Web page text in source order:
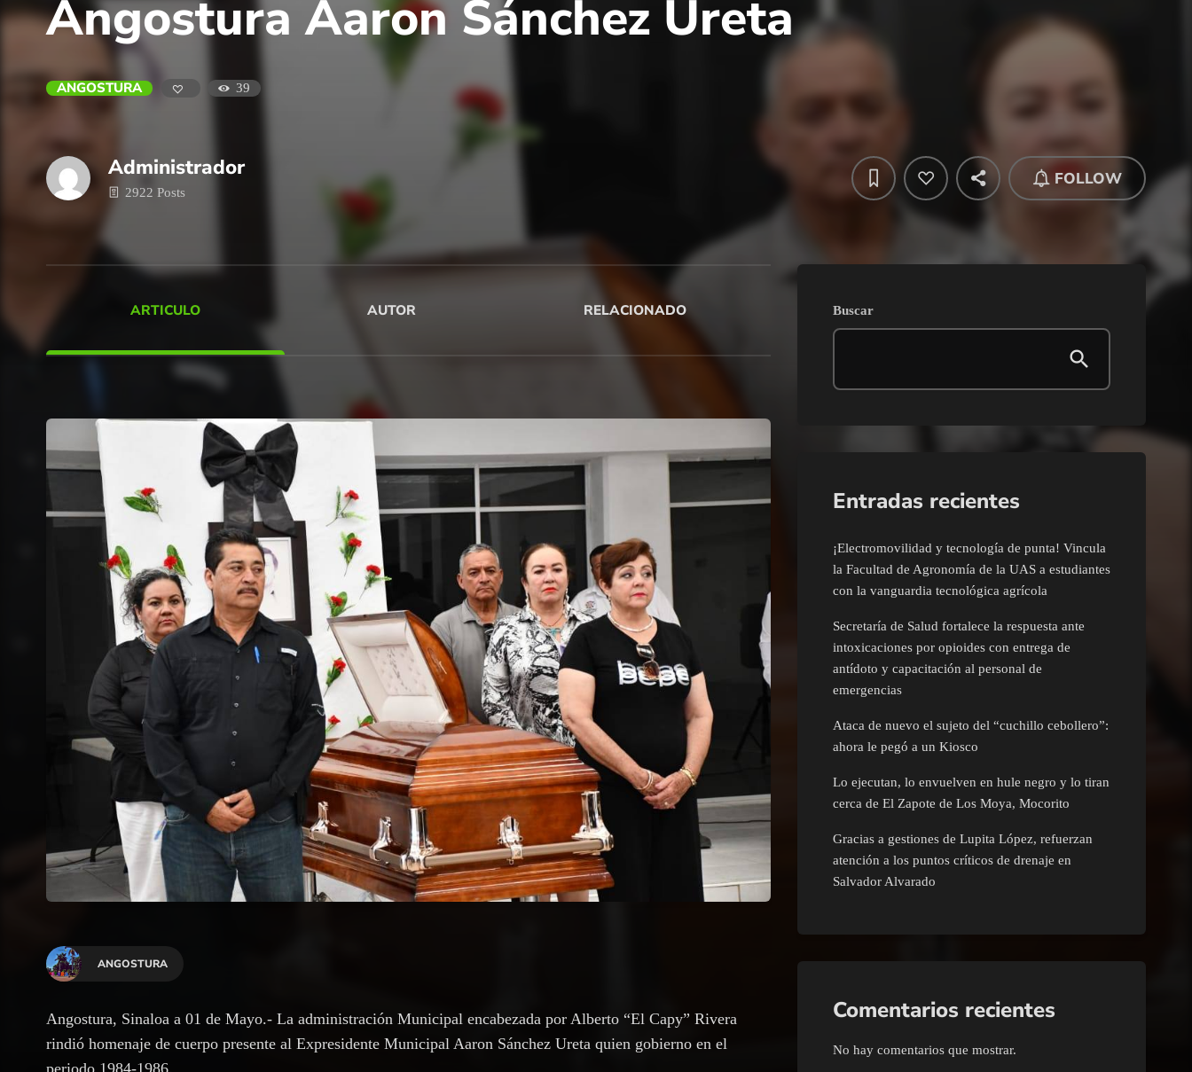
Angostura Aaron Sánchez Ureta
ANGOSTURA 39
Administrador
2922 Posts
FOLLOW
ARTICULO AUTOR RELACIONADO
ANGOSTURA
Angostura, Sinaloa a 01 de Mayo.- La administración Municipal encabezada por Alberto “El Capy” Rivera
rindió homenaje de cuerpo presente al Expresidente Municipal Aaron Sánchez Ureta quien gobierno en el
periodo 1984-1986.
Buscar
Entradas recientes
¡Electromovilidad y tecnología de punta! Vincula
la Facultad de Agronomía de la UAS a estudiantes
con la vanguardia tecnológica agrícola
Secretaría de Salud fortalece la respuesta ante
intoxicaciones por opioides con entrega de
antídoto y capacitación al personal de
emergencias
Ataca de nuevo el sujeto del “cuchillo cebollero”:
ahora le pegó a un Kiosco
Lo ejecutan, lo envuelven en hule negro y lo tiran
cerca de El Zapote de Los Moya, Mocorito
Gracias a gestiones de Lupita López, refuerzan
atención a los puntos críticos de drenaje en
Salvador Alvarado
Comentarios recientes
No hay comentarios que mostrar.